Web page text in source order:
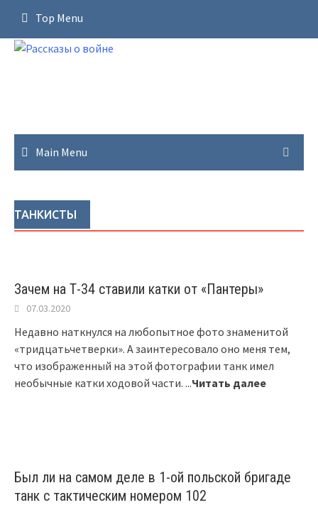
content
Top Menu
Main Menu
ТАНКИСТЫ
Зачем на Т-34 ставили катки от «Пантеры»
07.03.2020
Недавно наткнулся на любопытное фото знаменитой
«тридцатьчетверки». А заинтересовало оно меня тем,
что изображенный на этой фотографии танк имел
необычные катки ходовой части. ...Читать далее
Был ли на самом деле в 1-ой польской бригаде
танк с тактическим номером 102